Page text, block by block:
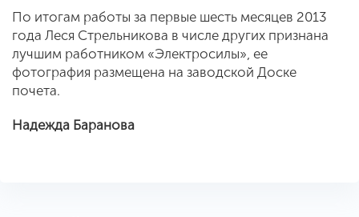
По итогам работы за первые шесть месяцев 2013
года Леся Стрельникова в числе других признана
лучшим работником «Электросилы», ее
фотография размещена на заводской Доске
почета.
Надежда Баранова